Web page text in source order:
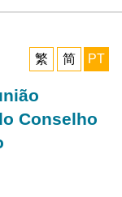
繁
简 PT
Conselho